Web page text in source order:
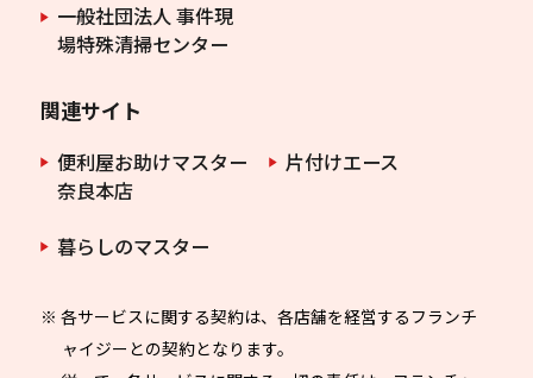
一般社団法人 事件現
場特殊清掃センター
関連サイト
便利屋お助けマスター
奈良本店
片付けエース
暮らしのマスター
※ 各サービスに関する契約は、各店舗を経営するフランチ
ャイジーとの契約となります。